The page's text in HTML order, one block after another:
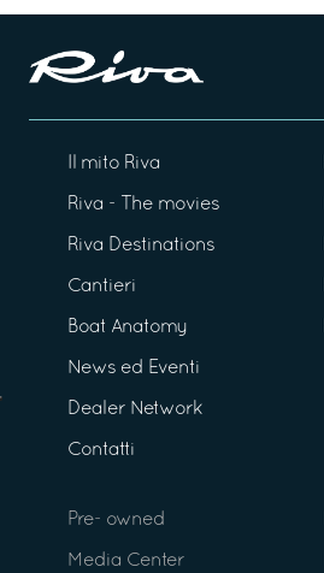
Il mito Riva
Riva - The movies
Riva Destinations
Cantieri
Boat Anatomy
News ed Eventi
Dealer Network
Contatti
Pre- owned
Media Center